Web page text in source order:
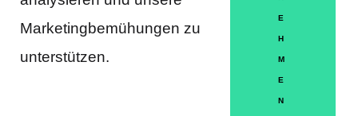
IMPRESSUM
Marketingbemühungen zu
unterstützen.
E
H
M
E
N